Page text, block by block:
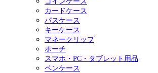
カードケース
パスケース
キーケース
マネークリップ
ポーチ
スマホ・PC・タブレット用品
ペンケース